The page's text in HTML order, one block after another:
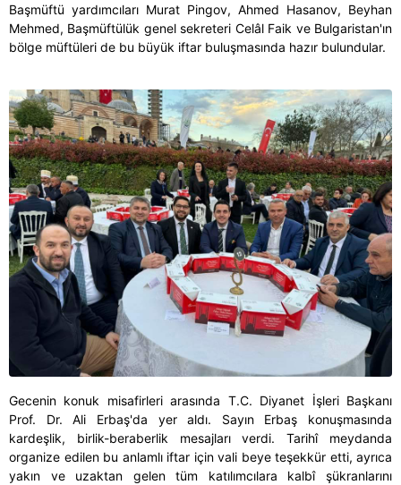
Başmüftü yardımcıları Murat Pingov, Ahmed Hasanov, Beyhan
Mehmed, Başmüftülük genel sekreteri Celâl Faik ve Bulgaristan'ın
bölge müftüleri de bu büyük iftar buluşmasında hazır bulundular.
Gecenin konuk misafirleri arasında T.C. Diyanet İşleri Başkanı
Prof. Dr. Ali Erbaş'da yer aldı. Sayın Erbaş konuşmasında
kardeşlik, birlik-beraberlik mesajları verdi. Tarihî meydanda
organize edilen bu anlamlı iftar için vali beye teşekkür etti, ayrıca
yakın ve uzaktan gelen tüm katılımcılara kalbî şükranlarını